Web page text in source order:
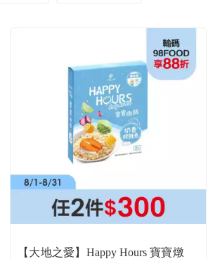
【大地之愛】Happy Hours 寶寶燉